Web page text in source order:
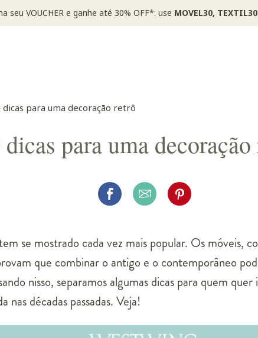
dicas para uma decoração retrô
dicas para uma
se mostrado cada vez mais popular. Os móveis,
que combinar o antigo e o contemporâneo
nisso, separamos algumas dicas para quem
nas décadas passadas. Veja!